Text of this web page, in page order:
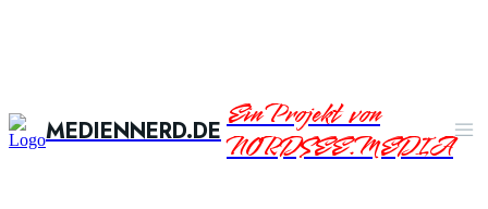
MEDIENNERD.DEEin Projekt von
NORDSEE.MEDIA